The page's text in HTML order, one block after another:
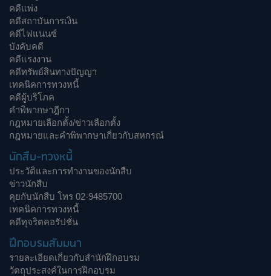
คดีแพ่ง
คดีสถาบันการเงิน
คดีไฟแนนซ์
บังคับคดี
คดีแรงงาน
คดีทรัพย์สินทางปัญญา
เทคนิคการทวงหนี้
คดีผู้บริโภค
คำพิพากษาฎีกา
กฎหมายเลือกตั้ง/ข่าวเลือกตั้ง
กฎหมายและคำพิพากษาเกี่ยวกับสหกรณ์
นักสืบ-ทวงหนี้
ประวัติและการทำงานของนักสืบ
ข่าวนักสืบ
คุยกับนักสืบ โทร 02-9485700
เทคนิคการทวงหนี้
คดีทุจริตคอรัปชั่น
ฝึกอบรมสัมมนา
รายละเอียดเกี่ยวกับสำนักฝึกอบรม
วัตถุประสงค์ในการฝึกอบรม